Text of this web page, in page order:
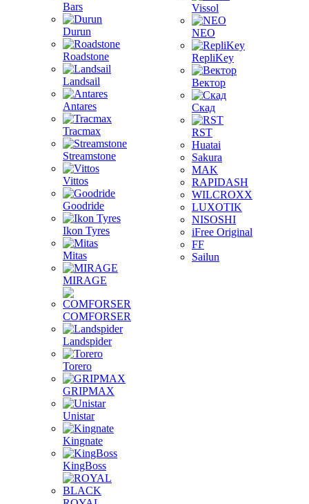
Bars
Durun
Roadstone
Landsail
Antares
Tracmax
Streamstone
Vittos
Goodride
Ikon Tyres
Mitas
MIRAGE
COMFORSER
Landspider
Torero
GRIPMAX
Unistar
Kingnate
KingBoss
Vissol
NEO
RepliKey
Вектор
Скад
RST
Huatai
Sakura
MAK
RAPIDASH
WILCROXX
LUXOTIK
NISOSHI
iFree Original
FF
Sailun